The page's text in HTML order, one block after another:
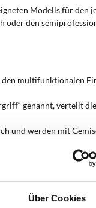
Über Cookies
Modells für
oder den
den multifunktionalen
genannt, verteilt
und werden mit
Kapazitäten bis zu 5
längere Einsätze.